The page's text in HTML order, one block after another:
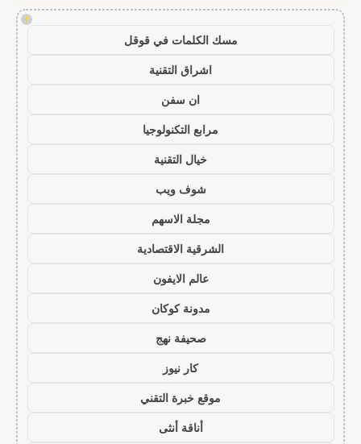
!
مسك الكلمات في قوقل
اشراق التقنية
ان سفن
مرابع التكنولوجيا
خيال التقنية
شوف ويب
مجلة الاسهم
الشرقية الاقتصادية
عالم الايفون
مدونة كوكان
صحيفة نهج
كار نيوز
موقع خبرة التقني
أناقة أنثى